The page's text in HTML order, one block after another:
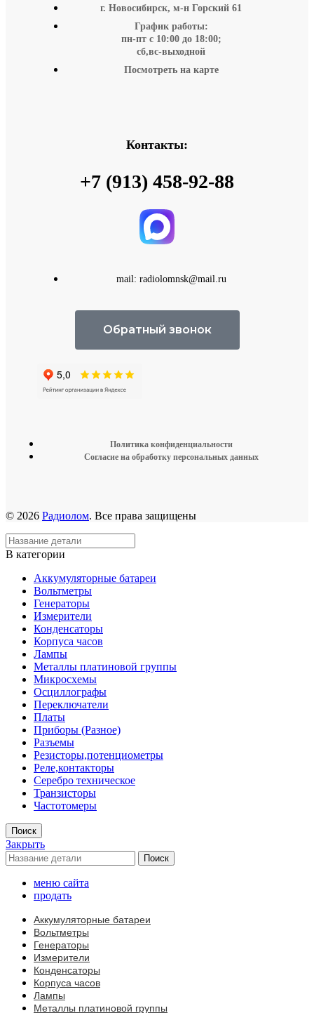
г. Новосибирск, м-н Горский 61
График работы:
пн-пт с 10:00 до 18:00;
сб,вс-выходной
Посмотреть на карте
Контакты:
+7 (913) 458-92-88
mail: radiolomnsk@mail.ru
Обратный звонок
Политика конфиденциальности
Согласие на обработку персональных данных
© 2026 Радиолом. Все права защищены
В категории
Аккумуляторные батареи
Вольтметры
Генераторы
Измерители
Конденсаторы
Корпуса часов
Лампы
Металлы платиновой группы
Микросхемы
Осциллографы
Переключатели
Платы
Приборы (Разное)
Разъемы
Резисторы,потенциометры
Реле,контакторы
Серебро техническое
Транзисторы
Частотомеры
Поиск
Закрыть
Поиск
меню сайта
продать
Аккумуляторные батареи
Вольтметры
Генераторы
Измерители
Конденсаторы
Корпуса часов
Лампы
Металлы платиновой группы